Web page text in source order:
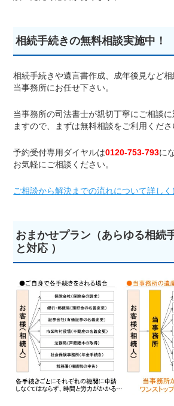
相続手続きの無料相談実施中！
相続手続きや遺言書作成、成年後見など
当事務所にお任せ下さい。
当事務所の司法書士が親切丁寧にご相談
ますので、まずは無料相談をご利用くださ
予約受付専用ダイヤルは0120-753-793に
お気軽にご相談ください。
ご相談から解決までの流れについて詳し
おまかせプラン（あらゆる相続
と対応 ）